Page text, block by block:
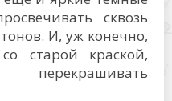
сквозь
И, уж конечно,
старой краской,
перекрашивать